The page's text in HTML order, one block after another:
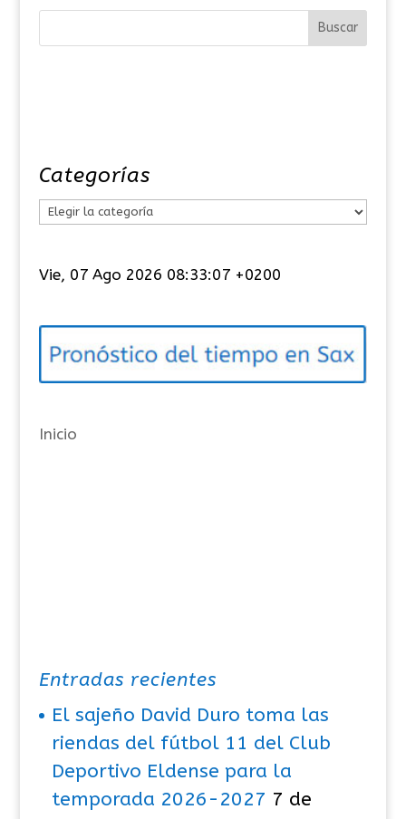
Categorías
e
o
í
s
Vie, 07 Ago 2026 08:33:08 +0200
Inicio
Entradas recientes
El sajeño David Duro toma las
riendas del fútbol 11 del Club
Deportivo Eldense para la
temporada 2026-2027 7 de